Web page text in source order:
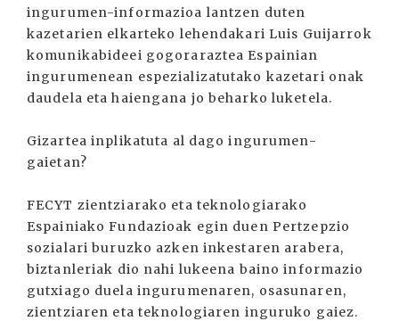
ingurumen-informazioa lantzen duten
kazetarien elkarteko lehendakari Luis Guijarrok
komunikabideei gogoraraztea Espainian
ingurumenean espezializatutako kazetari onak
daudela eta haiengana jo beharko luketela.
Gizartea inplikatuta al dago ingurumen-
gaietan?
FECYT zientziarako eta teknologiarako
Espainiako Fundazioak egin duen Pertzepzio
sozialari buruzko azken inkestaren arabera,
biztanleriak dio nahi lukeena baino informazio
gutxiago duela ingurumenaren, osasunaren,
zientziaren eta teknologiaren inguruko gaiez.